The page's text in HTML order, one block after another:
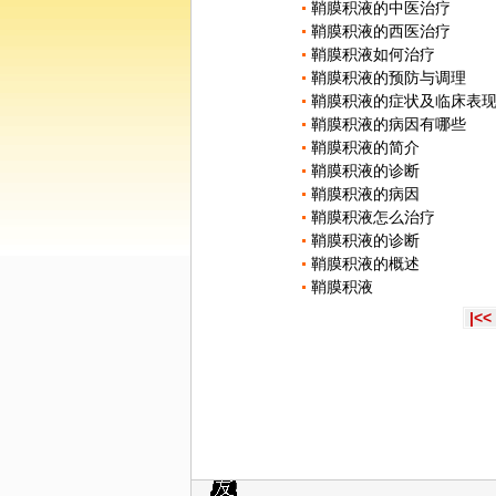
鞘膜积液的中医治疗
鞘膜积液的西医治疗
鞘膜积液如何治疗
鞘膜积液的预防与调理
鞘膜积液的症状及临床表现
鞘膜积液的病因有哪些
鞘膜积液的简介
鞘膜积液的诊断
鞘膜积液的病因
鞘膜积液怎么治疗
鞘膜积液的诊断
鞘膜积液的概述
鞘膜积液
|<<